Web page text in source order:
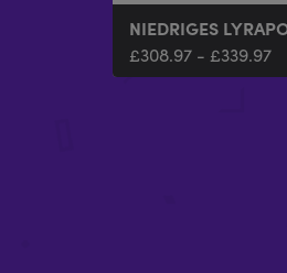
NIEDRIGES
£308.97 - £339.97
LYRAPOLE A-POL